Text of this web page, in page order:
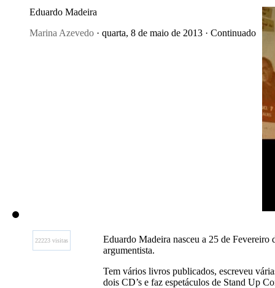
Eduardo Madeira
Marina Azevedo · quarta, 8 de maio de 2013 · Continuado
22223 visitas
Eduardo Madeira nasceu a 25 de Fevereiro
argumentista.
Tem vários livros publicados, escreveu
dois CD’s e faz espetáculos de Stand Up